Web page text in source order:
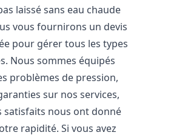
laissé sans eau chaude
vous fournirons un devis
pour gérer tous les types
Nous sommes équipés
problèmes de pression,
sur nos services,
satisfaits nous ont donné
rapidité. Si vous avez